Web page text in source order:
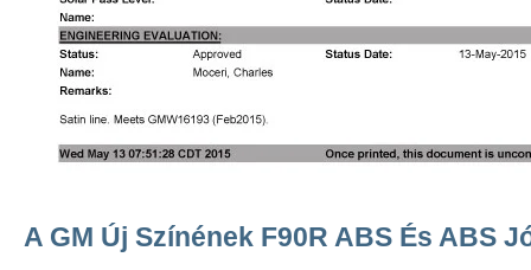
A GM Új Színének F90R ABS És ABS